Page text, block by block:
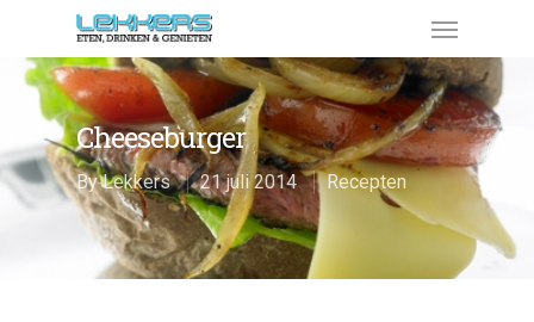
Cheeseburger
ByLekkers 21 juli 2014 Recepten